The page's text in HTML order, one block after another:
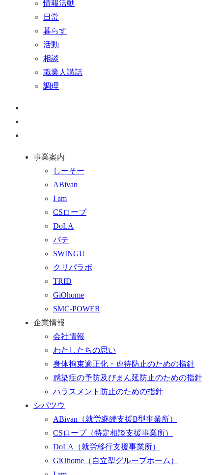
情報活動
日常
暮らす
活動
相談
職業人講話
調理
事業案内
しーそー
ABivan
I am
CSロープ
DoLA
パテ
SWINGU
クリパラボ
TRID
GiOhome
SMC-POWER
企業情報
会社情報
わたしたちの思い
身体拘束適正化・虐待防止のための指針
感染症の予防及びまん延防止のための指針
ハラスメント防止のための指針
シパツウ
ABivan （就労継続支援B型事業所）
CSロープ （特定相談支援事業所）
DoLA （就労移行支援事業所）
GiOhome （自立型グループホーム）